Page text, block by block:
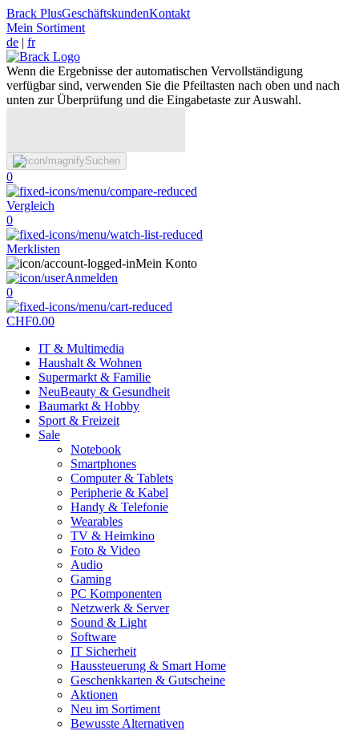
Brack PlusGeschäftskundenKontakt
Mein Sortiment
de | fr
Wenn die Ergebnisse der automatischen Vervollständigung
verfügbar sind, verwenden Sie die Pfeiltasten nach oben und nach
unten zur Überprüfung und die Eingabetaste zur Auswahl.
Suchen
0
Vergleich
0
Merklisten
Mein Konto
Anmelden
0
CHF0.00
IT & Multimedia
Haushalt & Wohnen
Supermarkt & Familie
NeuBeauty & Gesundheit
Baumarkt & Hobby
Sport & Freizeit
Sale
Notebook
Smartphones
Computer & Tablets
Peripherie & Kabel
Handy & Telefonie
Wearables
TV & Heimkino
Foto & Video
Audio
Gaming
PC Komponenten
Netzwerk & Server
Sound & Light
Software
IT Sicherheit
Haussteuerung & Smart Home
Geschenkkarten & Gutscheine
Aktionen
Neu im Sortiment
Bewusste Alternativen